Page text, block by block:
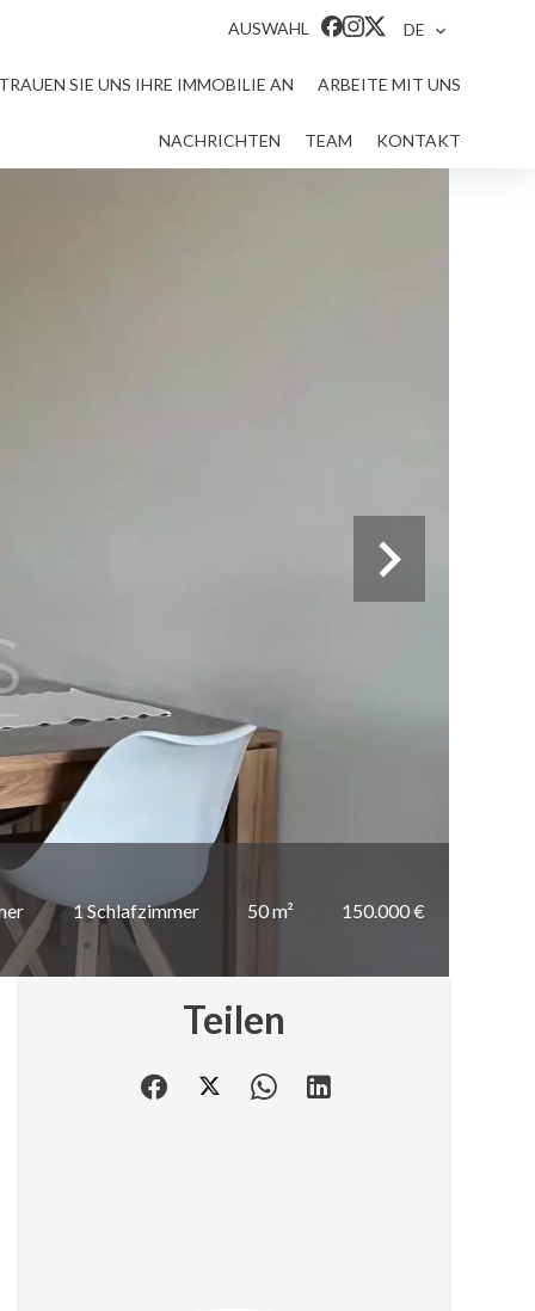
AUSWAHL DE
SIE UNS IHRE IMMOBILIE AN ARBEITE MIT UNS
NACHRICHTEN TEAM KONTAKT
1 Schlafzimmer 50 m² 150.000 €
Teilen